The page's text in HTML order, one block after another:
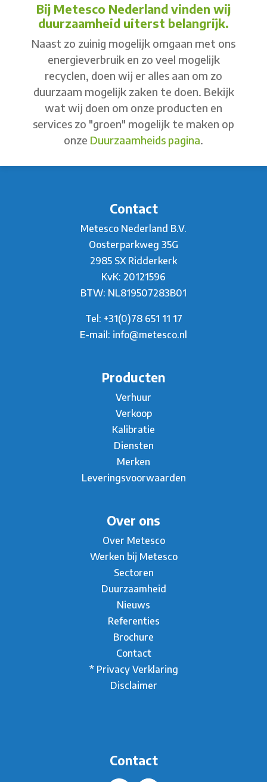
Bij Metesco Nederland vinden wij
duurzaamheid uiterst belangrijk.
Naast zo zuinig mogelijk omgaan met ons
energieverbruik en zo veel mogelijk
recyclen, doen wij er alles aan om zo
duurzaam mogelijk zaken te doen. Bekijk
wat wij doen om onze producten en
services zo "groen" mogelijk te maken op
onze Duurzaamheids pagina.
Contact
Metesco Nederland B.V.
Oosterparkweg 35G
2985 SX Ridderkerk
KvK: 20121596
BTW: NL819507283B01
Tel: +31(0)78 651 11 17
E-mail: info@metesco.nl
Producten
Verhuur
Verkoop
Kalibratie
Diensten
Merken
Leveringsvoorwaarden
Over ons
Over Metesco
Werken bij Metesco
Sectoren
Duurzaamheid
Nieuws
Referenties
Brochure
Contact
* Privacy Verklaring
Disclaimer
Contact